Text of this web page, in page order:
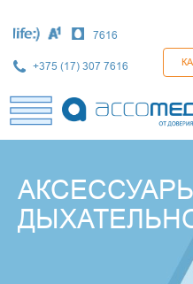
основному
содержанию
7616
+375 (17) 307 7616